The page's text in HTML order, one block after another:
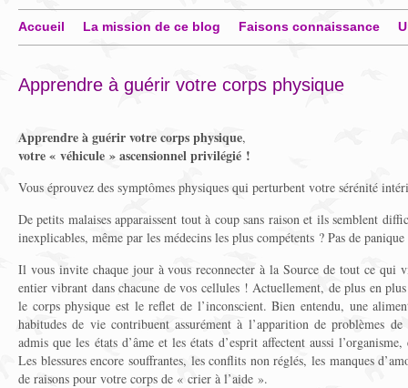
Accueil La mission de ce blog Faisons connaissance
Apprendre à guérir votre corps physique
Apprendre à guérir votre corps physique,
votre « véhicule » ascensionnel privilégié !
Vous éprouvez des symptômes physiques qui perturbent votre sérénité
De petits malaises apparaissent tout à coup sans raison et ils semblent
inexplicables, même par les médecins les plus compétents ? Pas de
Il vous invite chaque jour à vous reconnecter à la Source de tout ce qui
entier vibrant dans chacune de vos cellules ! Actuellement, de plus en
le corps physique est le reflet de l’inconscient. Bien entendu, une
habitudes de vie contribuent assurément à l’apparition de problèmes
admis que les états d’âme et les états d’esprit affectent aussi
Les blessures encore souffrantes, les conflits non réglés, les manques
de raisons pour votre corps de « crier à l’aide ».